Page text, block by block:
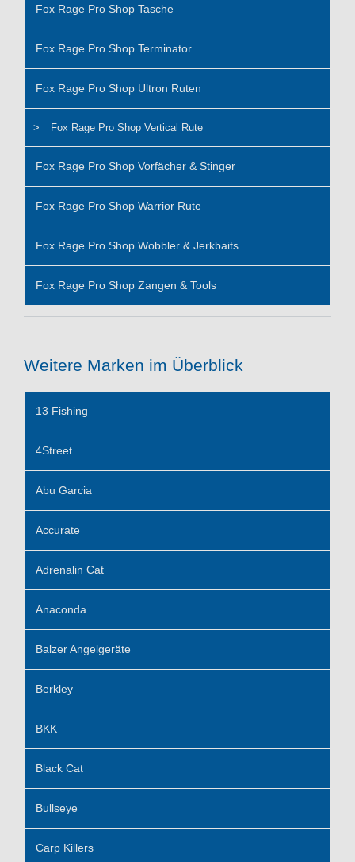
Fox Rage Pro Shop Tasche
Fox Rage Pro Shop Terminator
Fox Rage Pro Shop Ultron Ruten
Fox Rage Pro Shop Vertical Rute
Fox Rage Pro Shop Vorfächer & Stinger
Fox Rage Pro Shop Warrior Rute
Fox Rage Pro Shop Wobbler & Jerkbaits
Fox Rage Pro Shop Zangen & Tools
Weitere Marken im Überblick
13 Fishing
4Street
Abu Garcia
Accurate
Adrenalin Cat
Anaconda
Balzer Angelgeräte
Berkley
BKK
Black Cat
Bullseye
Carp Killers